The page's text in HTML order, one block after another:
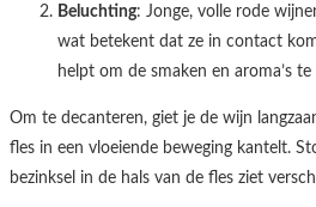
Beluchting: Jonge, volle rode
wat betekent dat ze in contact
helpt om de smaken en aroma’s
Om te decanteren, giet je de wijn
fles in een vloeiende beweging kantelt.
bezinksel in de hals van de fles ziet